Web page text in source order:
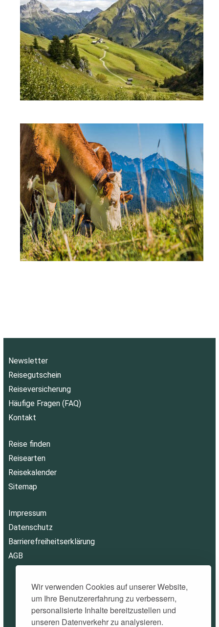
Wir verwenden Cookies auf unserer Website,
um Ihre Benutzererfahrung zu verbessern,
personalisierte Inhalte bereitzustellen und
unseren Datenverkehr zu analysieren.
Newsletter
Reisegutschein
Reiseversicherung
Häufige Fragen (FAQ)
Kontakt
Reise finden
Reisearten
Reisekalender
Sitemap
Impressum
Datenschutz
Barrierefreiheitserklärung
AGB